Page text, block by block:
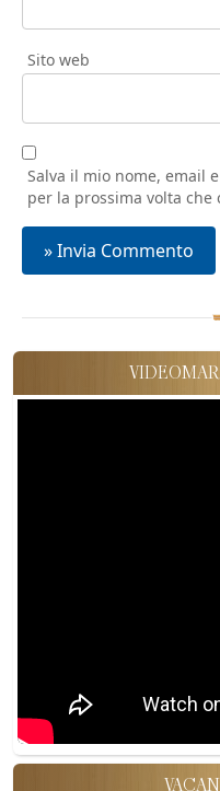
Sito web
Salva il mio nome, email
per la prossima volta che